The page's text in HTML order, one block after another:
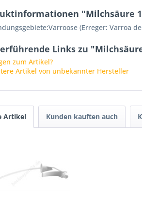
"Milchsäure
(Erreger: Varroa
Links zu
zum Artikel?
Artikel von unbekannter Hersteller
Artikel Kunden kauften auch